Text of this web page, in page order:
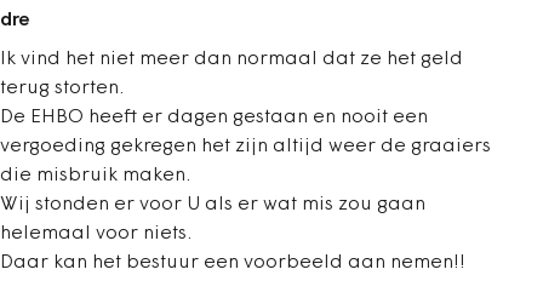
dre
Ik vind het niet meer dan normaal dat ze het geld
terug storten.
De EHBO heeft er dagen gestaan en nooit een
vergoeding gekregen het zijn altijd weer de graaiers
die misbruik maken.
Wij stonden er voor U als er wat mis zou gaan
helemaal voor niets.
Daar kan het bestuur een voorbeeld aan nemen!!